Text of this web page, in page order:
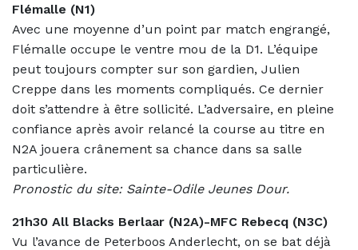
Flémalle (N1)
Avec une moyenne d’un point par match engrangé,
Flémalle occupe le ventre mou de la D1. L’équipe
peut toujours compter sur son gardien, Julien
Creppe dans les moments compliqués. Ce dernier
doit s’attendre à être sollicité. L’adversaire, en pleine
confiance après avoir relancé la course au titre en
N2A jouera crânement sa chance dans sa salle
particulière.
Pronostic du site: Sainte-Odile Jeunes Dour.
21h30 All Blacks Berlaar (N2A)-MFC Rebecq (N3C)
Vu l’avance de Peterboos Anderlecht, on se bat déjà